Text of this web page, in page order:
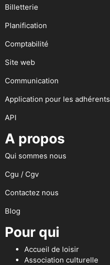
Billetterie
Planification
Comptabilité
Site web
Communication
Application pour les adhérents
API
A propos
Qui sommes nous
Cgu / Cgv
Contactez nous
Blog
Pour qui
Accueil de loisir
Association culturelle